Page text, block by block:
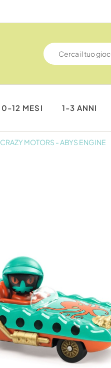
0-12 MESI 1-3 ANNI
CRAZY MOTORS - ABYS ENGINE